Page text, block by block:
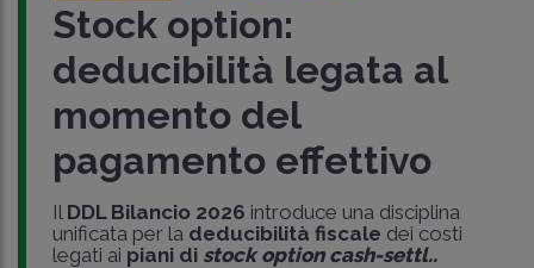
Stock option:
deducibilità legata al
momento del
pagamento effettivo
Il DDL Bilancio 2026 introduce una disciplina
unificata per la deducibilità fiscale dei costi
legati ai piani di stock option cash-settl..